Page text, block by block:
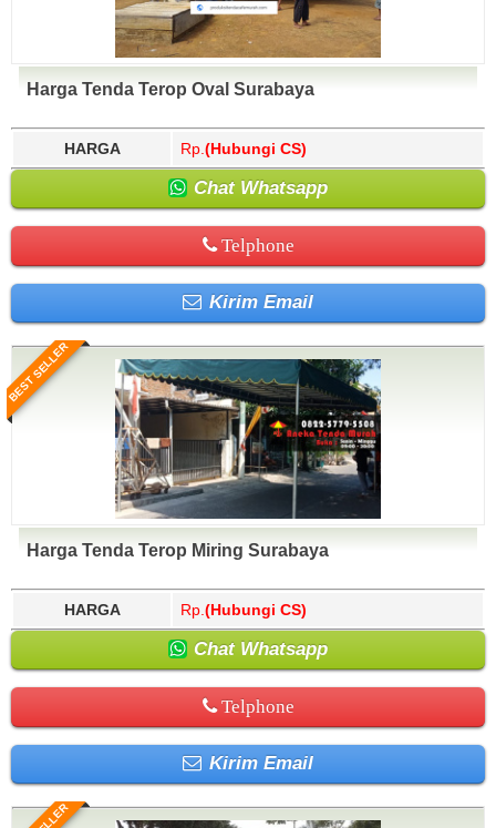
Harga Tenda Terop Oval Surabaya
HARGA Rp. (Hubungi CS)
Chat Whatsapp
Telphone
Kirim Email
BEST SELLER
Harga Tenda Terop Miring Surabaya
HARGA Rp. (Hubungi CS)
Chat Whatsapp
Telphone
Kirim Email